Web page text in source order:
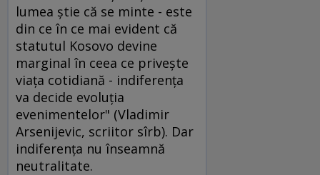
lumea ştie că se minte - este
din ce în ce mai evident că
statutul Kosovo devine
marginal în ceea ce priveşte
viaţa cotidiană - indiferenţa
va decide evoluţia
evenimentelor" (Vladimir
Arsenijevic, scriitor sîrb). Dar
indiferenţa nu înseamnă
neutralitate.